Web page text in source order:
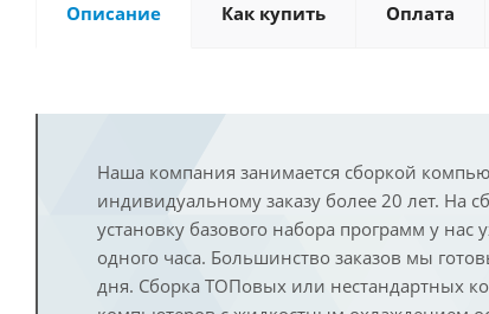
Описание Как купить Оплата
Наша компания занимается сборкой
индивидуальному заказу более 20 лет. На
установку базового набора программ у нас
одного часа. Большинство заказов мы
дня. Сборка ТОПовых или нестандартных